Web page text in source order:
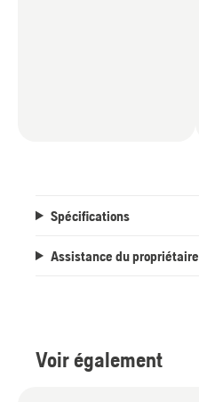
Spécifications
Assistance du propriétaire
Voir également